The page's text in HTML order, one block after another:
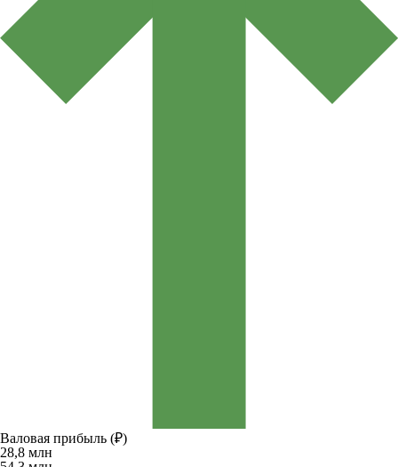
Валовая прибыль (₽)
28,8 млн